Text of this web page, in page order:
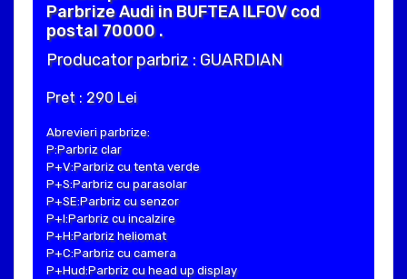
Parbrize Audi in BUFTEA ILFOV cod
postal 70000 .
Producator parbriz : GUARDIAN
Pret : 290 Lei
Abrevieri parbrize:
P:Parbriz clar
P+V:Parbriz cu tenta verde
P+S:Parbriz cu parasolar
P+SE:Parbriz cu senzor
P+I:Parbriz cu incalzire
P+H:Parbriz heliomat
P+C:Parbriz cu camera
P+Hud:Parbriz cu head up display